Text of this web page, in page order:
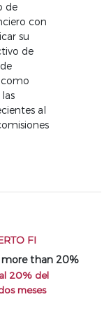
de
con
su
de
como
al
FI
more than 20%
20% del
meses